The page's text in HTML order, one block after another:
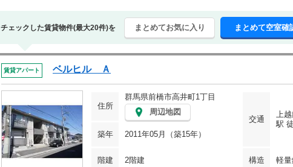
チェックした賃貸物件(最大20件)を まとめてお気に入り まとめて空室確
賃貸アパート ベルヒル Ａ
住所
群馬県前橋市高井町1丁目
周辺地図
交通
上
駅
築年
2011年05月（築15年）
階建 2階建 構造 軽